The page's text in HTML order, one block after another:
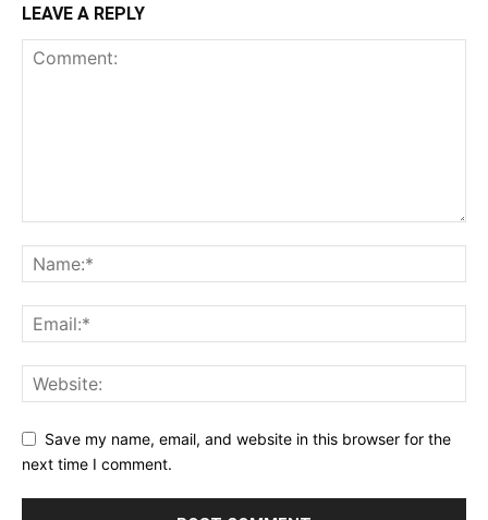
LEAVE A REPLY
Save my name, email, and website in this browser for the
next time I comment.